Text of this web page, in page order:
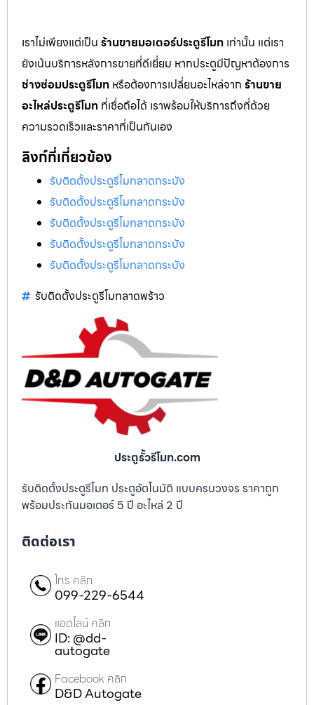
เราไม่เพียงแต่เป็น ร้านขายมอเตอร์ประตูรีโมท เท่านั้น แต่เรา
ยังเน้นบริการหลังการขายที่ดีเยี่ยม หากประตูมีปัญหาต้องการ
ช่างซ่อมประตูรีโมท หรือต้องการเปลี่ยนอะไหล่จาก ร้านขาย
อะไหล่ประตูรีโมท ที่เชื่อถือได้ เราพร้อมให้บริการถึงที่ด้วย
ความรวดเร็วและราคาที่เป็นกันเอง
ลิงก์ที่เกี่ยวข้อง
รับติดตั้งประตูรีโมทลาดกระบัง
รับติดตั้งประตูรีโมทลาดกระบัง
รับติดตั้งประตูรีโมทลาดกระบัง
รับติดตั้งประตูรีโมทลาดกระบัง
รับติดตั้งประตูรีโมทลาดกระบัง
รับติดตั้งประตูรีโมทลาดพร้าว
ประตูรั้วรีโมท.com
รับติดตั้งประตูรีโมท ประตูอัตโนมัติ แบบครบวงจร ราคาถูก
พร้อมประกันมอเตอร์ 5 ปี อะไหล่ 2 ปี
ติดต่อเรา
โทร คลิก
099-229-6544
แอดไลน์ คลิก
ID: @dd-
autogate
Facebook คลิก
D&D Autogate